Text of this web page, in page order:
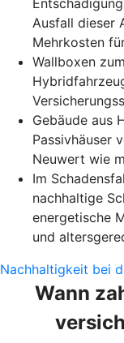
Ausfall dieser
Mehrkosten
Wallboxen
Gebäude aus
Passivhäuser
Neuwert wie
Im
nachhaltige
energetische
und
Nachhaltigkeit bei
Wann